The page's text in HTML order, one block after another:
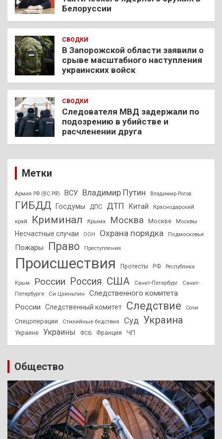
Белоруссии
СВОДКИ
В Запорожской области заявили о
срыве масштабного наступления
украинских войск
СВОДКИ
Следователя МВД задержали по
подозрению в убийстве и
расчленении друга
Метки
Армия РФ (ВС РФ) ВСУ Владимир Путин Владимир Рогов
ГИБДД Госдумы ДПС ДТП Китай Краснодарский
край Криминал Крыма Москва Москве Москвы
Несчастные случаи ООН Охрана порядка Подмосковье
Пожары Право Преступления
Происшествия Протесты РФ Республика
Крым России Россия США Санкт-Петербург
Санкт-
Петербурге
Си Цзиньпин
Следственного комитета
России
Следственный комитет Следствие Сочи
Спецоперации Стихийные бедствия Суд Украина
Украине Украины ФСБ Франция ЧП
Общество